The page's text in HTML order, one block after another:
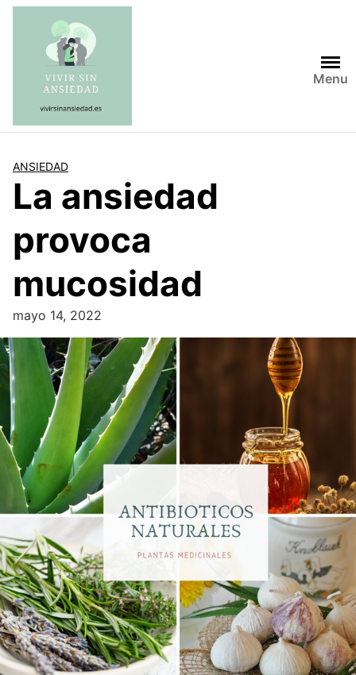
Saltar
contenido
Menu
ANSIEDAD
La ansiedad
provoca
mucosidad
mayo 14, 2022